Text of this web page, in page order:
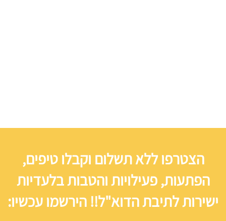
הצטרפו ללא תשלום וקבלו טיפים,
הפתעות, פעילויות והטבות בלעדיות
ישירות לתיבת הדוא"ל!! הירשמו עכשיו: